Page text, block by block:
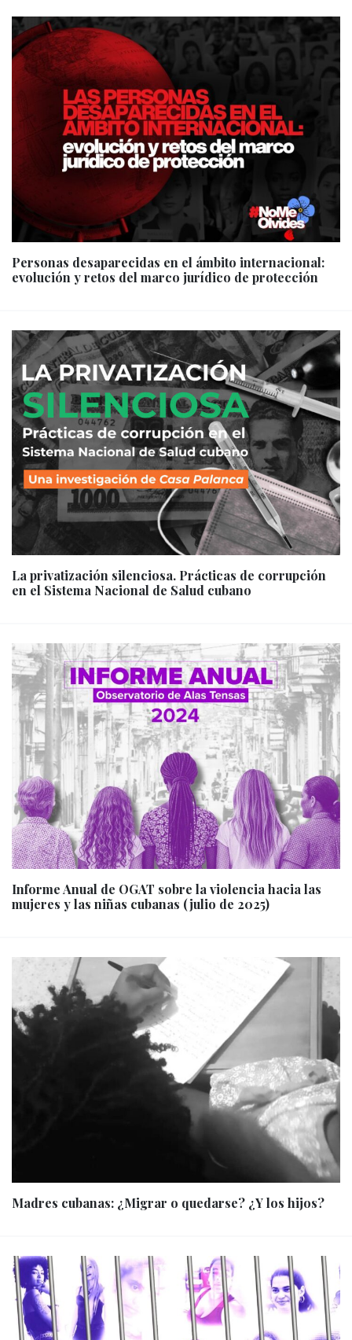
Personas desaparecidas en el ámbito internacional:
evolución y retos del marco jurídico de protección
La privatización silenciosa. Prácticas de corrupción
en el Sistema Nacional de Salud cubano
Informe Anual de OGAT sobre la violencia hacia las
mujeres y las niñas cubanas (julio de 2025)
Madres cubanas: ¿Migrar o quedarse? ¿Y los hijos?